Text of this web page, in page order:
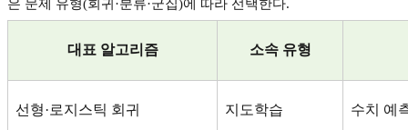
은 문제 유형(회귀 ·분류·군집)에 따라 선택한다.
대표 알고리즘 소속 유형
선형· 로지스틱 회귀 지도학습 수치 예